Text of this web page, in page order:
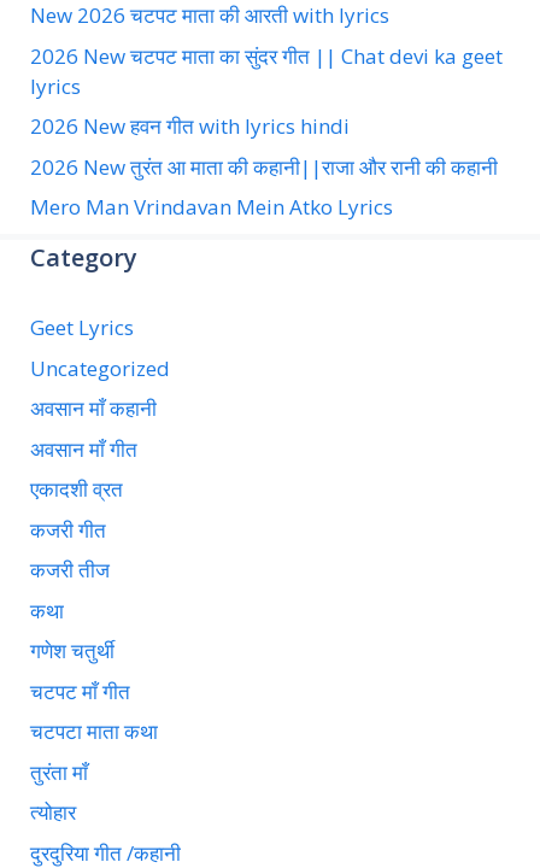
New 2026 चटपट माता की आरती with lyrics
2026 New चटपट माता का सुंदर गीत || Chat devi ka geet
lyrics
2026 New हवन गीत with lyrics hindi
2026 New तुरंत आ माता की कहानी||राजा और रानी की कहानी
Mero Man Vrindavan Mein Atko Lyrics
Category
Geet Lyrics
Uncategorized
अवसान माँ कहानी
अवसान माँ गीत
एकादशी व्रत
कजरी गीत
कजरी तीज
कथा
गणेश चतुर्थी
चटपट माँ गीत
चटपटा माता कथा
तुरंता माँ
त्योहार
दुरदुरिया गीत /कहानी